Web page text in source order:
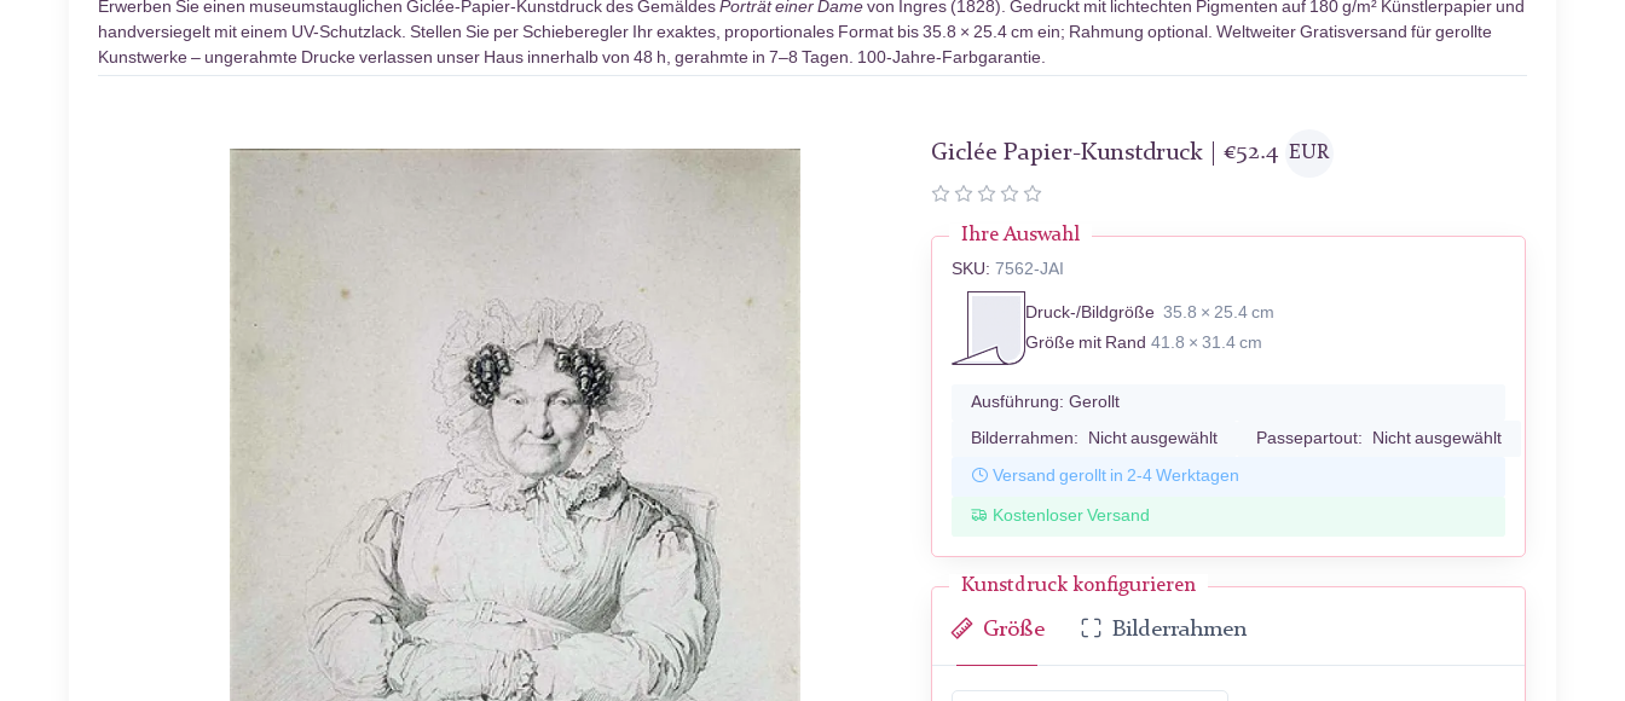
Erwerben Sie einen museumstauglichen Giclée-Papier-Kunstdruck des GemäldesPorträt einer Damevon Ingres (1828). Gedruckt mit lichtechten Pigmenten auf 180 g/m² Künstlerpapier und
handversiegelt mit einem UV-Schutzlack. Stellen Sie per Schieberegler Ihr exaktes, proportionales Format bis 35.8 × 25.4 cm ein; Rahmung optional. Weltweiter Gratisversand für gerollte
Kunstwerke – ungerahmte Drucke verlassen unser Haus innerhalb von 48 h, gerahmte in 7–8 Tagen. 100-Jahre-Farbgarantie.
Giclée Papier-Kunstdruck |€52.4 EUR
Ihre Auswahl
SKU: 7562-JAI
Druck-/Bildgröße 35.8 × 25.4 cm
Größe mit Rand 41.8 × 31.4 cm
Ausführung: Gerollt
Bilderrahmen: Nicht ausgewählt Passepartout: Nicht ausgewählt
Versand gerollt in 2-4 Werktagen
Kostenloser Versand
Kunstdruck konfigurieren
Größe Bilderrahmen